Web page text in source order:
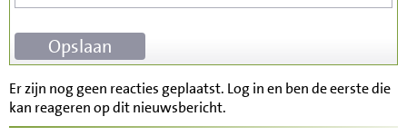
Er zijn nog geen reacties geplaatst. Log in en ben de eerste die
kan reageren op dit nieuwsbericht.